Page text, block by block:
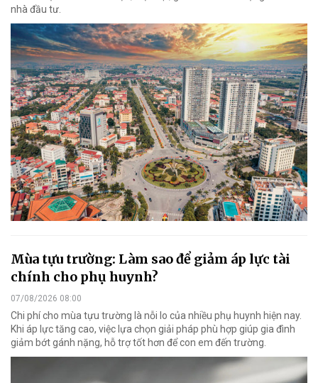
nhà đầu tư.
Mùa tựu trường: Làm sao để giảm áp lực tài
chính cho phụ huynh?
07/08/2026 08:00
Chi phí cho mùa tựu trường là nỗi lo của nhiều phụ huynh hiện nay.
Khi áp lực tăng cao, việc lựa chọn giải pháp phù hợp giúp gia đình
giảm bớt gánh nặng, hỗ trợ tốt hơn để con em đến trường.